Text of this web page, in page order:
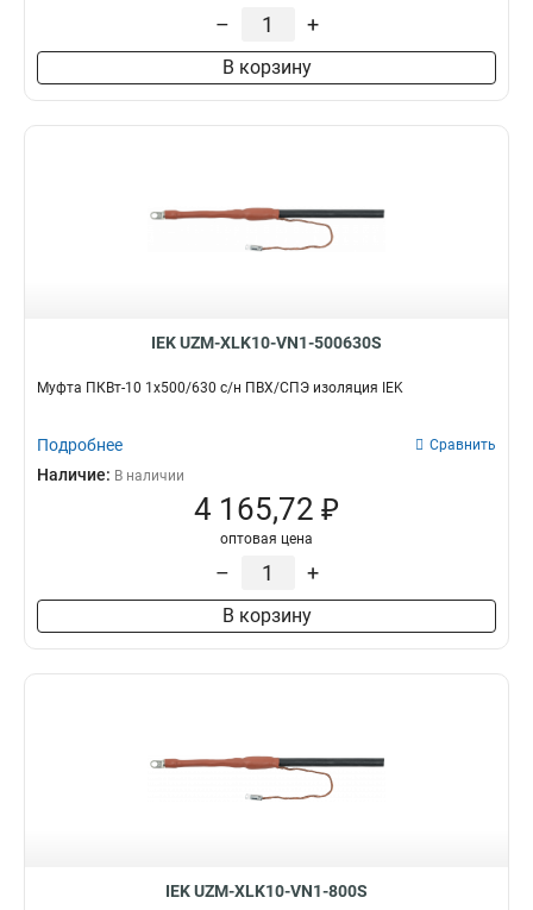
– +
В корзину
IEK UZM-XLK10-VN1-500630S
Муфта ПКВт-10 1х500/630 с/н ПВХ/СПЭ изоляция IEK
Подробнее Сравнить
Наличие: В наличии
4 165,72 ₽
оптовая цена
– +
В корзину
IEK UZM-XLK10-VN1-800S